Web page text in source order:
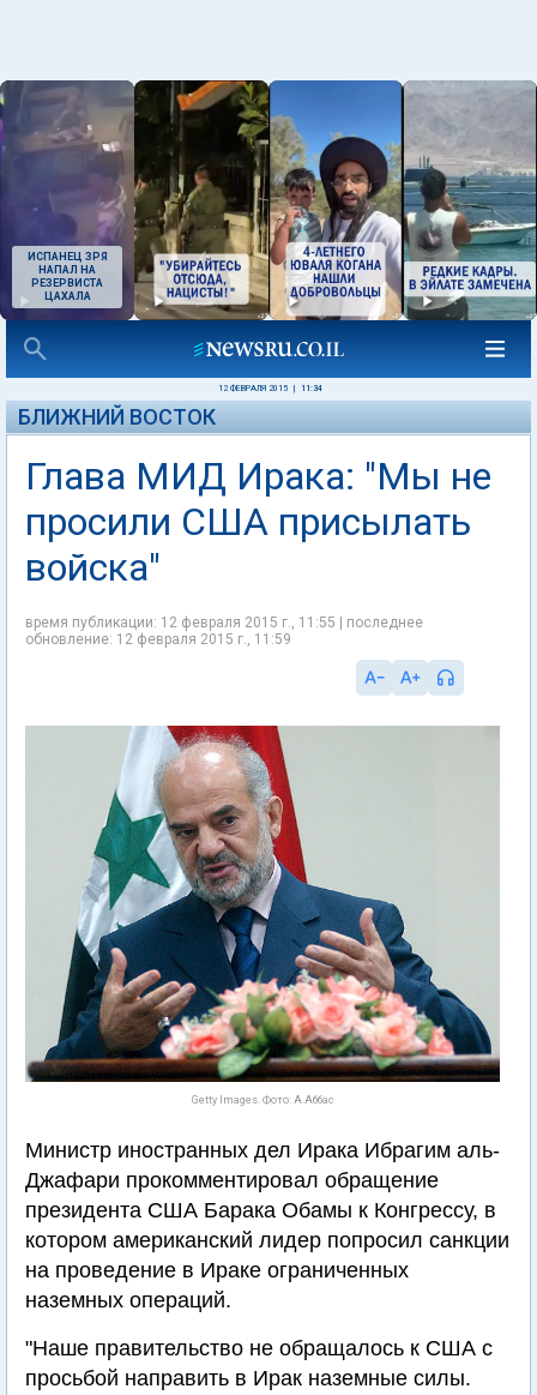
ИСПАНЕЦ ЗРЯ
НАПАЛ НА
РЕЗЕРВИСТА
ЦАХАЛА
12 ФЕВРАЛЯ 2015 11:34
БЛИЖНИЙ ВОСТОК
Глава МИД Ирака: "Мы не
просили США присылать
войска"
время публикации: 12 февраля 2015 г., 11:55 | последнее
обновление: 12 февраля 2015 г., 11:59
Getty Images. Фото: А.Аббас
Министр иностранных дел Ирака Ибрагим аль-
Джафари прокомментировал обращение
президента США Барака Обамы к Конгрессу, в
котором американский лидер попросил санкции
на проведение в Ираке ограниченных
наземных операций.
"Наше правительство не обращалось к США с
просьбой направить в Ирак наземные силы.